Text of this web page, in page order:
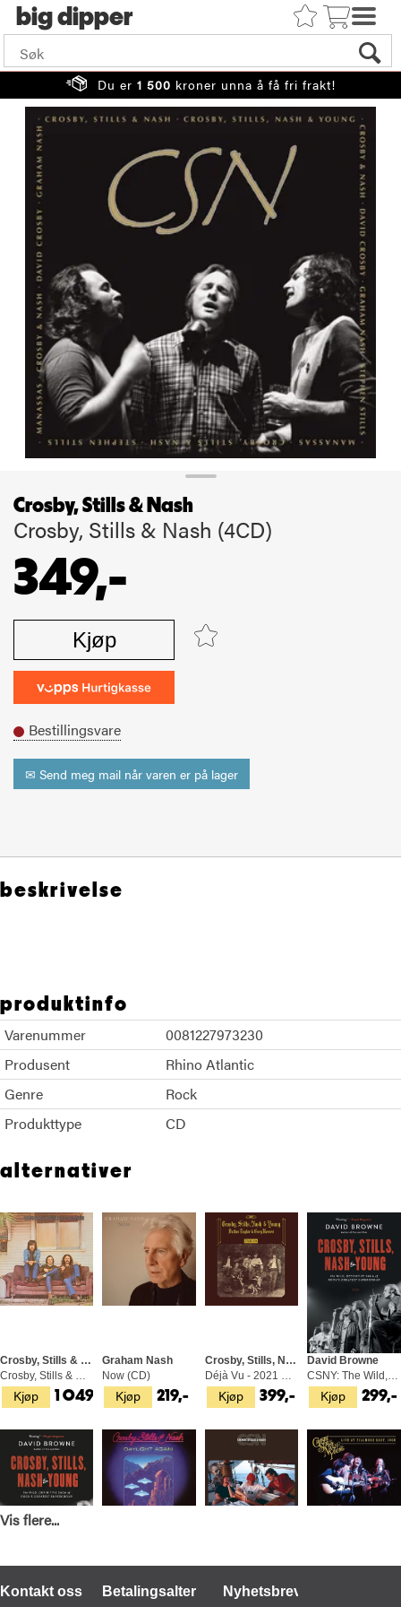
big
Du er 1 500 kroner unna å få fri frakt!
Crosby, Stills & Nash
Crosby, Stills & Nash (4CD)
349,-
Kjøp
Bestillingsvare
✉ Send meg mail når varen er på lager
beskrivelse
produktinfo
Varenummer
0081227973230
Produsent
Rhino Atlantic
Genre
Rock
Produkttype
CD
alternativer
Kjøp
Crosby, Stills & Nash
Crosby, Stills & Nash - LTD 45rpm (2LP)
1 049,- Kjøp
Graham Nash
Now (CD)
219,- Kjøp
Crosby, Stills, Nash & Young
Déjà Vu - 2021 Remaster (LP)
399,- Kjøp
David Browne
CSNY: The Wild, Definitive Saga… (BOK)
299,-
CSNY: The Wild, Definitive Saga… (BOK)
Daylight Again (LP)
CSN - LTD 45rpm (2LP)
Vis flere...
Kontakt oss BetalingsalternativerNyhetsbrev